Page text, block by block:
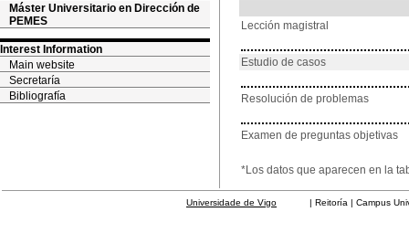
Máster Universitario en Dirección de
PEMES
Interest Information
Main website
Secretaría
Bibliografía
Lección magistral
Estudio de casos
Resolución de problemas
Examen de preguntas objetivas
*Los datos que aparecen en la
Universidade de Vigo | Reitoría | Campus